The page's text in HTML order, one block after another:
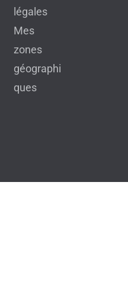
légales
Mes
zones
géographi
ques